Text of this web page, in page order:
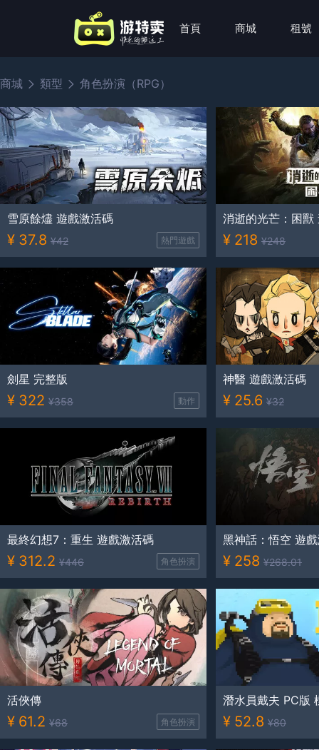
首頁 商城 租號
商城 類型 角色扮演（RPG）
雪原餘燼 遊戲激活碼
¥ 37.8 ¥42 熱門遊戲
消逝的光芒：困獸
¥ 218 ¥248
劍星 完整版
¥ 322 ¥358 動作
神醫 遊戲激活碼
¥ 25.6 ¥32
最終幻想7：重生 遊戲激活碼
¥ 312.2 ¥446 角色扮演 ¥ 258 ¥268.01
活俠傳
¥ 61.2 ¥68 角色扮演
潛水員戴夫 PC版
¥ 52.8 ¥80